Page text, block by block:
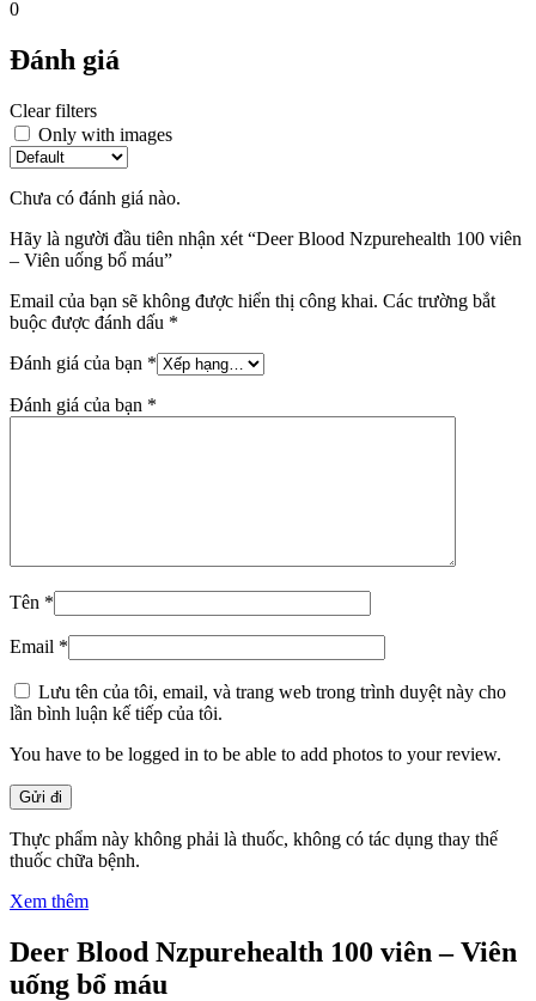
0
Đánh giá
Clear filters
Only with images
Chưa có đánh giá nào.
Hãy là người đầu tiên nhận xét “Deer Blood Nzpurehealth 100 viên
– Viên uống bổ máu”
Email của bạn sẽ không được hiển thị công khai. Các trường bắt
buộc được đánh dấu *
Đánh giá của bạn *
Đánh giá của bạn *
Tên *
Email *
Lưu tên của tôi, email, và trang web trong trình duyệt này cho
lần bình luận kế tiếp của tôi.
You have to be logged in to be able to add photos to your review.
Thực phẩm này không phải là thuốc, không có tác dụng thay thế
thuốc chữa bệnh.
Xem thêm
Deer Blood Nzpurehealth 100 viên – Viên
uống bổ máu